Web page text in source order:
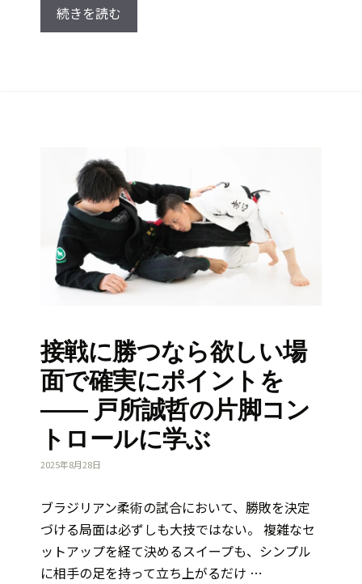
続きを読む
接戦に勝つなら欲しい場
面で確実にポイントを
―― 戸所誠哲の片脚コン
トロールに学ぶ
2025年8月28日
ブラジリアン柔術の試合において、勝敗を決定
づける局面は必ずしも大技ではない。 複雑なセ
ットアップを経て決めるスイープも、シンプル
に相手の足を持って立ち上がるだけ …